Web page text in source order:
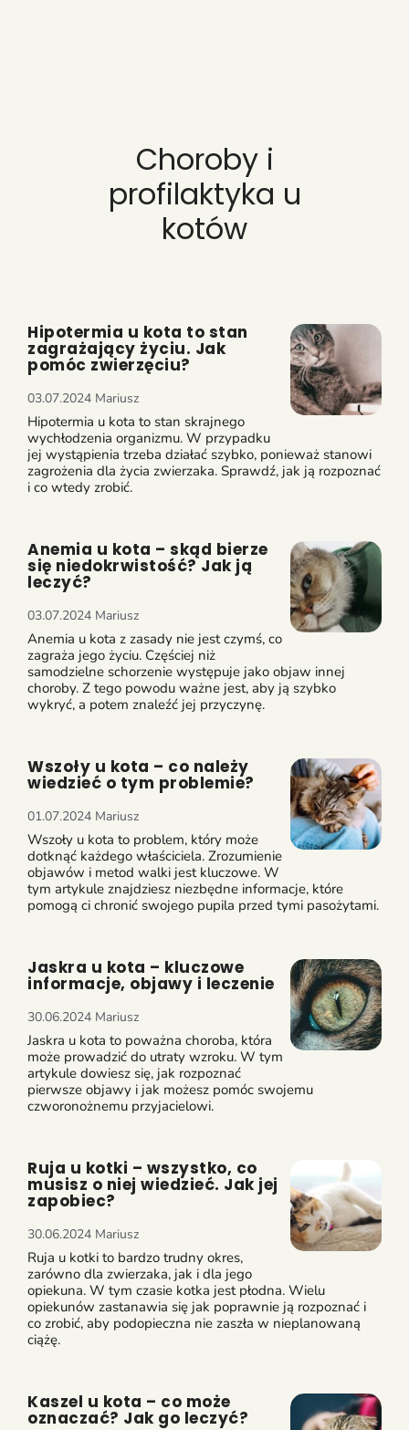
Choroby i
profilaktyka u
kotów
Hipotermia u kota to stan
zagrażający życiu. Jak
pomóc zwierzęciu?
03.07.2024 Mariusz
Hipotermia u kota to stan skrajnego
wychłodzenia organizmu. W przypadku
jej wystąpienia trzeba działać szybko, ponieważ stanowi
zagrożenia dla życia zwierzaka. Sprawdź, jak ją rozpoznać
i co wtedy zrobić.
Anemia u kota – skąd bierze
się niedokrwistość? Jak ją
leczyć?
03.07.2024 Mariusz
Anemia u kota z zasady nie jest czymś, co
zagraża jego życiu. Częściej niż
samodzielne schorzenie występuje jako objaw innej
choroby. Z tego powodu ważne jest, aby ją szybko
wykryć, a potem znaleźć jej przyczynę.
Wszoły u kota – co należy
wiedzieć o tym problemie?
01.07.2024 Mariusz
Wszoły u kota to problem, który może
dotknąć każdego właściciela. Zrozumienie
objawów i metod walki jest kluczowe. W
tym artykule znajdziesz niezbędne informacje, które
pomogą ci chronić swojego pupila przed tymi pasożytami.
Jaskra u kota – kluczowe
informacje, objawy i leczenie
30.06.2024 Mariusz
Jaskra u kota to poważna choroba, która
może prowadzić do utraty wzroku. W tym
artykule dowiesz się, jak rozpoznać
pierwsze objawy i jak możesz pomóc swojemu
czworonożnemu przyjacielowi.
Ruja u kotki – wszystko, co
musisz o niej wiedzieć. Jak jej
zapobiec?
30.06.2024 Mariusz
Ruja u kotki to bardzo trudny okres,
zarówno dla zwierzaka, jak i dla jego
opiekuna. W tym czasie kotka jest płodna. Wielu
opiekunów zastanawia się jak poprawnie ją rozpoznać i
co zrobić, aby podopieczna nie zaszła w nieplanowaną
ciążę.
Kaszel u kota – co może
oznaczać? Jak go leczyć?